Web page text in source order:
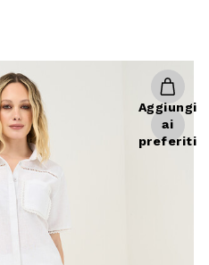
Gift box
Aggiungi
ai
preferiti